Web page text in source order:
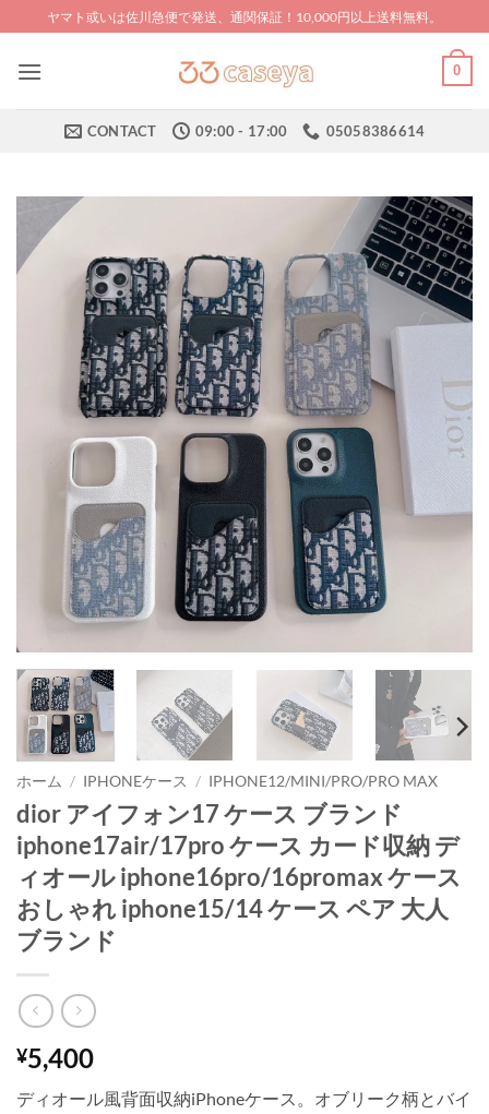
to
content
ヤマト或いは佐川急便で発送、通関保証！10,000円以上送料無料。
0
CONTACT 09:00 - 17:00 05058386614
ホーム / IPHONEケース / IPHONE12/MINI/PRO/PRO MAX
dior アイフォン17 ケース ブランド
iphone17air/17pro ケース カード収納 デ
ィオール iphone16pro/16promax ケース
おしゃれ iphone15/14 ケース ペア 大人
ブランド
¥5,400
ディオール風背面収納iPhoneケース。オブリーク柄とバイ